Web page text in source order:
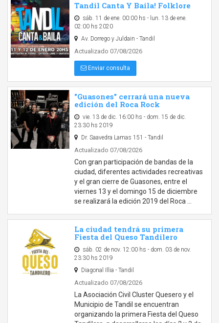
Tandil Canta Y Baila! Folklore
sáb. 11 de ene. 00:00 hs - lun. 13 de ene.
02:00 hs 2020
Av. Dorrego y Juldain - Tandil
Actualizado 07/08/2026
Enviar consulta
"Guasones" cerrará una nueva
edición del Roca Rock
vie. 13 de dic. 16:00 hs - dom. 15 de dic.
23:30 hs 2019
Dr. Saavedra Lamas 151 - Tandil
Actualizado 07/08/2026
Con gran participación de bandas de la
ciudad, diferentes actividades recreativas
y el gran cierre de Guasones, entre el
viernes 13 y el domingo 15 de diciembre
se realizará la edición 2019 del Roca …
La ciudad tendrá su primera
Fiesta del Queso Tandilero
sáb. 02 de nov. 12:00 hs - dom. 03 de nov.
23:30 hs 2019
Diagonal Illia - Tandil
Actualizado 07/08/2026
La Asociación Civil Cluster Quesero y el
Municipio de Tandil se encuentran
organizando la primera Fiesta del Queso